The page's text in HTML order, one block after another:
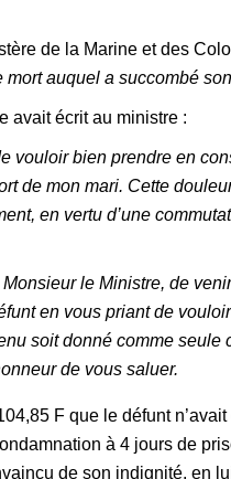
de la Marine et des
auquel a succombé
avait écrit au ministre :
vouloir bien prendre en
de mon mari. Cette
en vertu d’une
le Ministre, de
en vous priant de
soit donné comme seule
de vous saluer.
F que le défunt
à 4 jours de
de son indignité, en